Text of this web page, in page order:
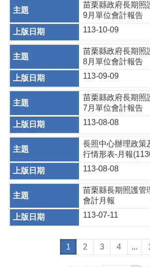
苗栗縣政府長期照
9月單位會計報告
113-10-09
苗栗縣政府長期照
8月單位會計報告
113-09-09
苗栗縣政府長期照
7月單位會計報告
113-08-08
長照中心辦理政策
行情形表-月報
113-08-08
苗栗縣長期照護管
會計月報
113-07-11
1 2 3 4 ...